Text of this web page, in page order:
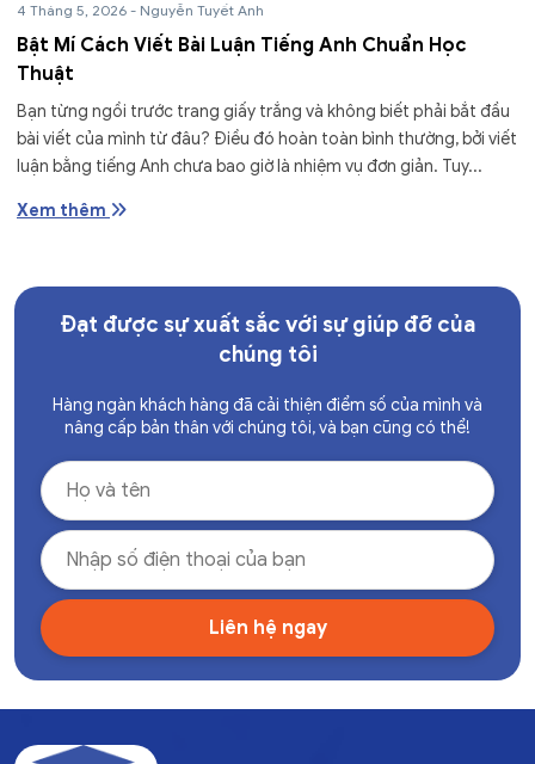
4 Tháng 5, 2026 - Nguyễn Tuyết Anh
Bật Mí Cách Viết Bài Luận Tiếng Anh Chuẩn Học
Thuật
Bạn từng ngồi trước trang giấy trắng và không biết phải bắt đầu
bài viết của mình từ đâu? Điều đó hoàn toàn bình thường, bởi viết
luận bằng tiếng Anh chưa bao giờ là nhiệm vụ đơn giản. Tuy...
Xem thêm
Đạt được sự xuất sắc với sự giúp đỡ của
chúng tôi
Hàng ngàn khách hàng đã cải thiện điểm số của mình và
nâng cấp bản thân với chúng tôi, và bạn cũng có thể!